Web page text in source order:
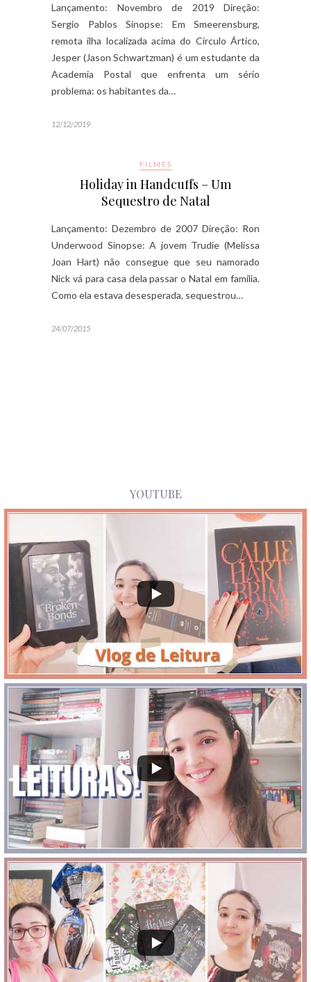
Lançamento: Novembro de 2019 Direção:
Sergio Pablos Sinopse: Em Smeerensburg,
remota ilha localizada acima do Círculo Ártico,
Jesper (Jason Schwartzman) é um estudante da
Academia Postal que enfrenta um sério
problema: os habitantes da…
12/12/2019
FILMES
Holiday in Handcuffs – Um
Sequestro de Natal
Lançamento: Dezembro de 2007 Direção: Ron
Underwood Sinopse: A jovem Trudie (Melissa
Joan Hart) não consegue que seu namorado
Nick vá para casa dela passar o Natal em família.
Como ela estava desesperada, sequestrou…
24/07/2015
YOUTUBE